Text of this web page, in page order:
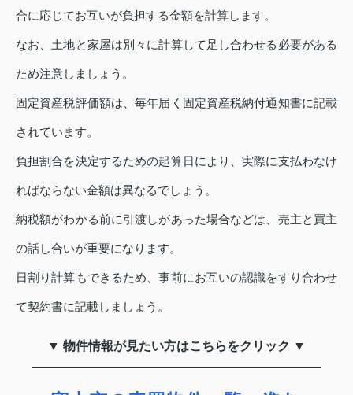
合に応じてお互いが負担する金額を計算します。
なお、土地と家屋は別々に計算して足し合わせる必要がある
ため注意しましょう。
固定資産税評価額は、毎年届く固定資産税納付通知書に記載
されています。
負担割合を決定するための起算日により、実際に支払わなけ
ればならない金額は異なるでしょう。
納税額がわかる前に引渡しがあった場合などは、売主と買主
の話し合いが重要になります。
日割り計算もできるため、事前にお互いの認識をすり合わせ
て契約書に記載しましょう。
▼ 物件情報が見たい方はこちらをクリック ▼